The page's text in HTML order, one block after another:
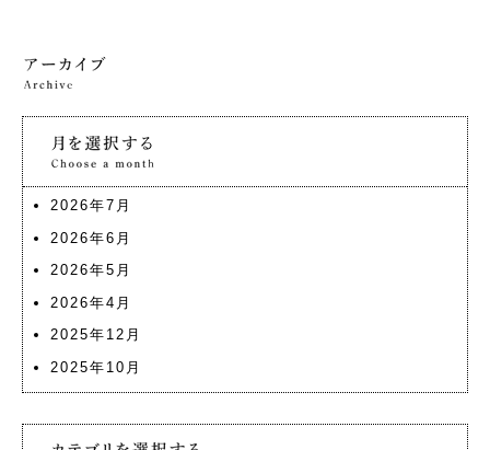
2026年7月
2026年6月
2026年5月
2026年4月
2025年12月
2025年10月